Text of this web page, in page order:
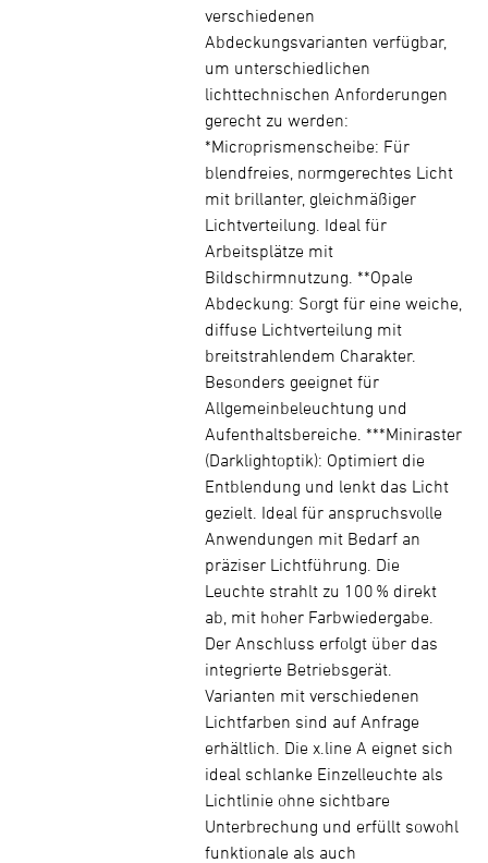
verschiedenen
Abdeckungsvarianten verfügbar,
um unterschiedlichen
lichttechnischen Anforderungen
gerecht zu werden:
*Microprismenscheibe: Für
blendfreies, normgerechtes Licht
mit brillanter, gleichmäßiger
Lichtverteilung. Ideal für
Arbeitsplätze mit
Bildschirmnutzung. **Opale
Abdeckung: Sorgt für eine weiche,
diffuse Lichtverteilung mit
breitstrahlendem Charakter.
Besonders geeignet für
Allgemeinbeleuchtung und
Aufenthaltsbereiche. ***Miniraster
(Darklightoptik): Optimiert die
Entblendung und lenkt das Licht
gezielt. Ideal für anspruchsvolle
Anwendungen mit Bedarf an
präziser Lichtführung. Die
Leuchte strahlt zu 100 % direkt
ab, mit hoher Farbwiedergabe.
Der Anschluss erfolgt über das
integrierte Betriebsgerät.
Varianten mit verschiedenen
Lichtfarben sind auf Anfrage
erhältlich. Die x.line A eignet sich
ideal schlanke Einzelleuchte als
Lichtlinie ohne sichtbare
Unterbrechung und erfüllt sowohl
funktionale als auch